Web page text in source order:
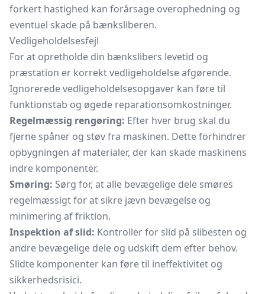
forkert hastighed kan forårsage overophedning og
eventuel skade på bænksliberen.
Vedligeholdelsesfejl
For at opretholde din bænkslibers levetid og
præstation er korrekt vedligeholdelse afgørende.
Ignorerede vedligeholdelsesopgaver kan føre til
funktionstab og øgede reparationsomkostninger.
Regelmæssig rengøring: Efter hver brug skal du
fjerne spåner og støv fra maskinen. Dette forhindrer
opbygningen af materialer, der kan skade maskinens
indre komponenter.
Smøring: Sørg for, at alle bevægelige dele smøres
regelmæssigt for at sikre jævn bevægelse og
minimering af friktion.
Inspektion af slid: Kontroller for slid på slibesten og
andre bevægelige dele og udskift dem efter behov.
Slidte komponenter kan føre til ineffektivitet og
sikkerhedsrisici.